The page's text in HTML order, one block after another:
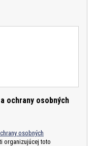
ochrany osobných
osobných
organizujúcej toto